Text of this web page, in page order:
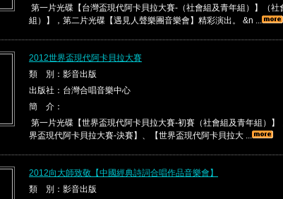
第一片光碟【台灣盃現代阿卡貝拉大賽-（社會組及青年組）】（社
組）】，第二片光碟【遇見人聲樂團音樂會】精彩演出。 &n ...
2012世界盃現代阿卡貝拉大賽
類 別：影音出版
出版社：台灣合唱音樂中心
簡 介：
第一片光碟【世界盃現代阿卡貝拉大賽-初賽（社會組及青年組）】
界盃現代阿卡貝拉大賽-決賽】、【世界盃現代阿卡貝拉大 ...
2012向大師致敬【中國經典詩詞合唱作品音樂會】
類 別：影音出版